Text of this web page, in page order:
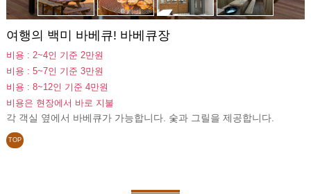
여행의 백미 바베큐! 바베큐장
비용 : 2~4인 기준 2만원
비용 : 5~7인 기준 3만원
비용 : 8~12인 기준 4만원
비용은 현장에서 바로 지불
각 객실 옆에서 바베큐가 가능합니다. 숯과 그릴을 제공합니다.
TOP